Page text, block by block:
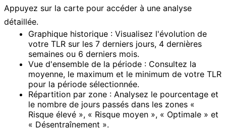
Appuyez sur la carte pour accéder à une analyse
détaillée.
Graphique historique : Visualisez l'évolution de
votre TLR sur les 7 derniers jours, 4 dernières
semaines ou 6 derniers mois.
Vue d'ensemble de la période : Consultez la
moyenne, le maximum et le minimum de votre TLR
pour la période sélectionnée.
Répartition par zone : Analysez le pourcentage et
le nombre de jours passés dans les zones «
Risque élevé », « Risque moyen », « Optimale » et
« Désentraînement ».